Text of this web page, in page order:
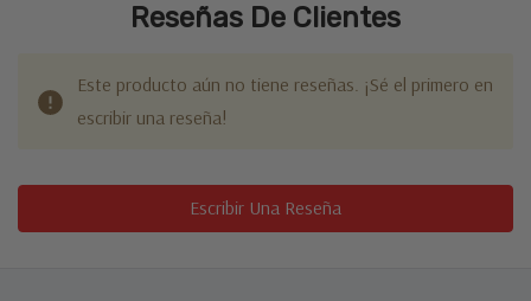
Reseñas De Clientes
Este producto aún no tiene reseñas. ¡Sé el primero en
escribir una reseña!
Escribir Una Reseña